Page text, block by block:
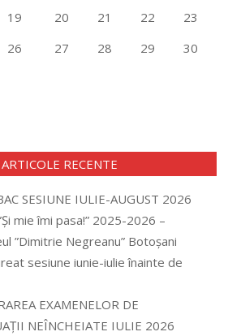
19 20 21 22
23
26 27 28 29
30
ARTICOLE RECENTE
SESIUNE IULIE-AUGUST 2026
mie îmi pasa!” 2025-2026 –
”Dimitrie Negreanu” Botoșani
sesiune iunie-iulie înainte de
EXAMENELOR DE
NEÎNCHEIATE IULIE 2026